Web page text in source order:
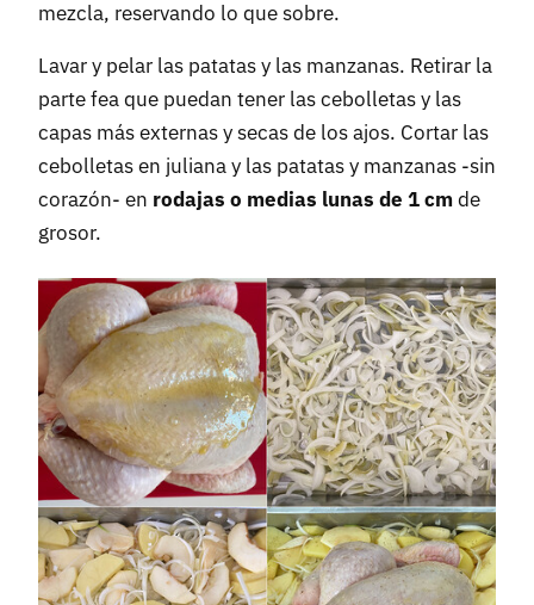
mezcla, reservando lo que sobre.
Lavar y pelar las patatas y las manzanas. Retirar la
parte fea que puedan tener las cebolletas y las
capas más externas y secas de los ajos. Cortar las
cebolletas en juliana y las patatas y manzanas -sin
corazón- en rodajas o medias lunas de 1 cmde
grosor.